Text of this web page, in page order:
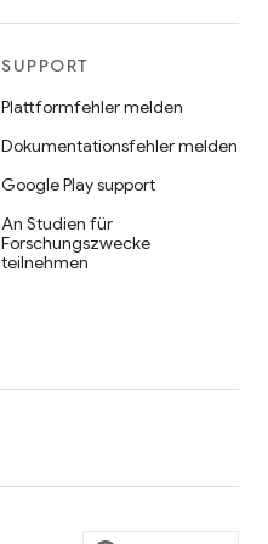
SUPPORT
Plattformfehler melden
Dokumentationsfehler melden
Google Play support
An Studien für
Forschungszwecke
teilnehmen